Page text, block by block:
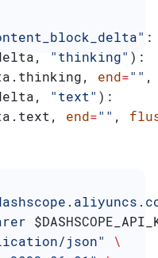
:
"thinking" ):
end=""
"text" ):
end="" ,
json"
\